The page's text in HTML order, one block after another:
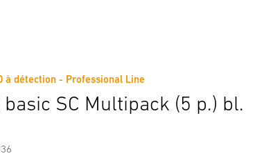
à détection - Professional Line
basic SC Multipack (5 p.) bl.
sur le fabricant